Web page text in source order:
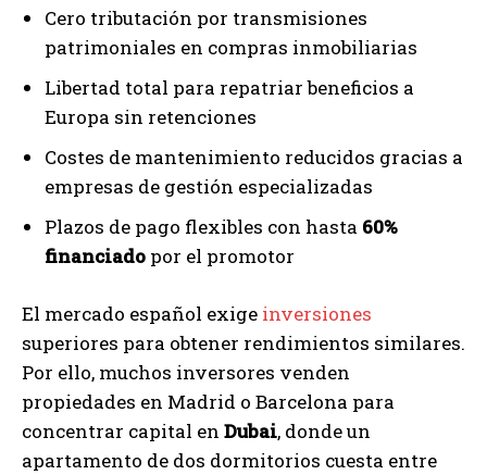
Cero tributación por transmisiones
patrimoniales en compras inmobiliarias
Libertad total para repatriar beneficios a
Europa sin retenciones
Costes de mantenimiento reducidos gracias a
empresas de gestión especializadas
Plazos de pago flexibles con hasta 60%
financiado por el promotor
El mercado español exige inversiones
superiores para obtener rendimientos similares.
Por ello, muchos inversores venden
propiedades en Madrid o Barcelona para
concentrar capital en Dubai, donde un
apartamento de dos dormitorios cuesta entre